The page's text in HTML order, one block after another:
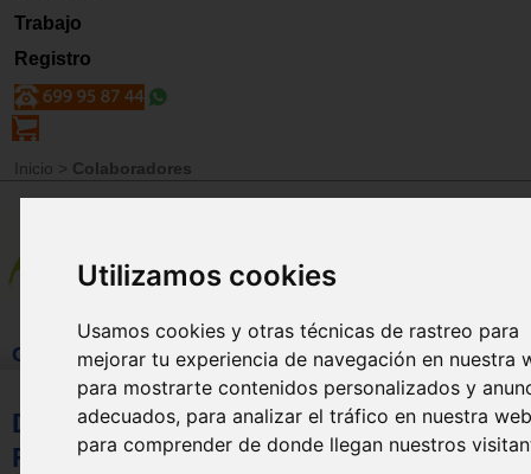
Utilizamos cookies
Usamos cookies y otras técnicas de rastreo para
mejorar tu experiencia de navegación en nuestra
para mostrarte contenidos personalizados y
adecuados, para analizar el tráfico en nuestra
para comprender de donde llegan nuestros
Trabajo
Registro
Inicio > Colaboradores
COLABORADORES DE LA REVISTA
Dra. Susana Díaz Arias, Dra.Arianna
Figueroa, Dra.Vanja Pichel García